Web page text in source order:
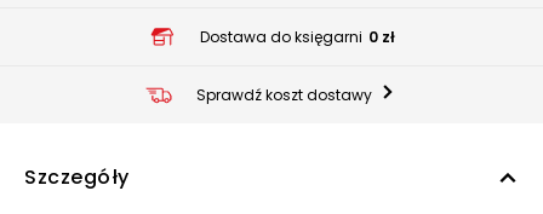
Dostawa do księgarni 0 zł
Sprawdź koszt dostawy
Szczegóły